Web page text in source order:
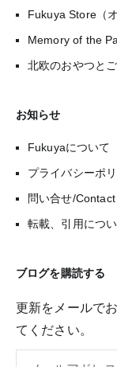
Fukuya Store（
Memory of the
北欧のおやつと
お知らせ
Fukuyaについて
プライバシーポ
問い合せ/Contact
転載、引用につ
ブログを購読する
更新をメールで
てください。